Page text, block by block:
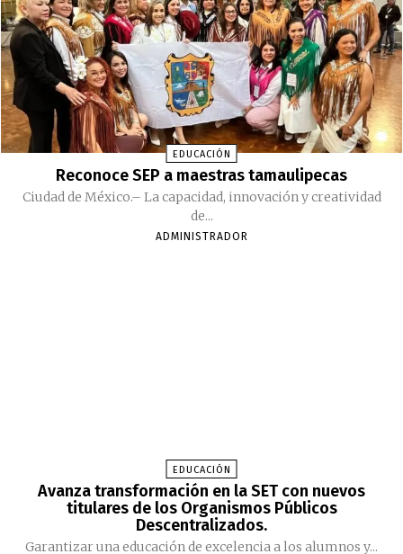
EDUCACIÓN
Reconoce SEP a maestras tamaulipecas
Ciudad de México.– La capacidad, innovación y creatividad
de...
ADMINISTRADOR
EDUCACIÓN
Avanza transformación en la SET con nuevos
titulares de los Organismos Públicos
Descentralizados.
Garantizar una educación de excelencia a los alumnos y...